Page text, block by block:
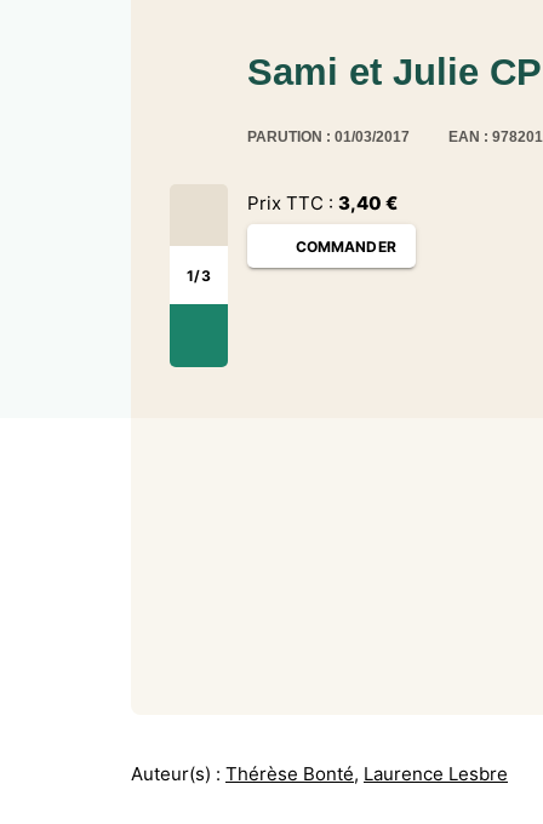
1/3
Sami et Julie
PARUTION : 01/03/2017 EAN :
Prix TTC : 3,40 €
COMMANDER
Auteur(s) : Thérèse Bonté, Laurence Lesbre